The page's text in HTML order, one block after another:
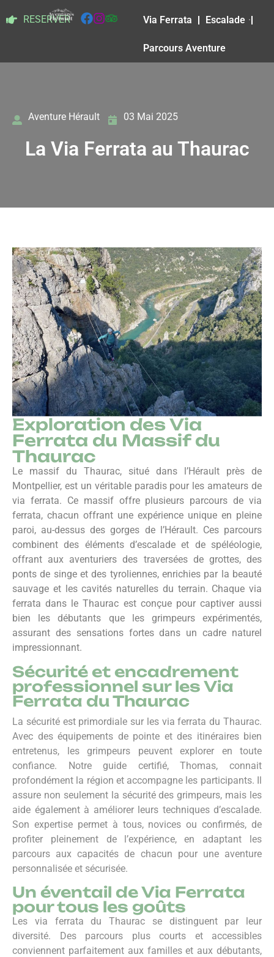
RESERVER Via Ferrata Escalade
Parcours Aventure
Aventure Hérault 03 Mai 2025
La Via Ferrata au Thaurac
Exploration des Via
Ferrata du Massif du
Thaurac
Le massif du Thaurac, situé dans l’Hérault près de
Montpellier, est un véritable paradis pour les amateurs de
via ferrata. Ce massif offre plusieurs parcours de via
ferrata, chacun offrant une expérience unique en pleine
paroi, au-dessus des gorges de l’Hérault. Ces parcours
combinent des éléments d’escalade et de spéléologie,
offrant aux aventuriers des traversées de grottes, des
ponts de singe et des tyroliennes, enrichies par la beauté
sauvage et les cavités naturelles du terrain. Chaque via
ferrata dans le Thaurac est conçue pour captiver aussi
bien les débutants que les grimpeurs expérimentés,
assurant des sensations fortes dans un cadre naturel
impressionnant.
Sécurité et encadrement
professionnel sur les Via
Ferrata du Thaurac
La sécurité est primordiale sur les via ferrata du Thaurac.
Avec des équipements de pointe et des itinéraires bien
entretenus, les grimpeurs peuvent explorer en toute
confiance. Notre guide certifié, Thomas, connait
profondément la région et accompagne les participants. Il
assure non seulement la sécurité des grimpeurs, mais les
aide également à améliorer leurs techniques d’escalade.
Son expertise permet à tous, novices ou confirmés, de
profiter pleinement de l’expérience, en adaptant les
parcours aux capacités de chacun pour une aventure
personnalisée et sécurisée.
Un éventail de Via Ferrata
pour tous les goûts
Les via ferrata du Thaurac se distinguent par leur
diversité. Des parcours plus courts et accessibles
conviennent parfaitement aux familles et aux débutants,